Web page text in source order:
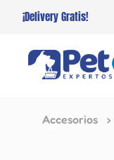
¡Delivery Gratis!
Accesorios